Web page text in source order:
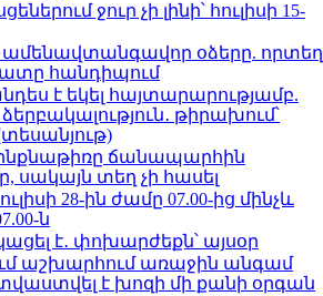
ջուր չի լինի՝ հուլիսի 15-
օձերը. որտեղ
հանդիպում
է եկել հայտարարությամբ.
թիրախում՝
ինքնաթիռը ճանապարհին
սակայն տեղ չի հասել
28-ին ժամը 07.00-ից մինչև
ն
է․ փոխարժեքն՝ այսօր
աշխարհում առաջին անգամ
է խոզի մի քանի օրգան